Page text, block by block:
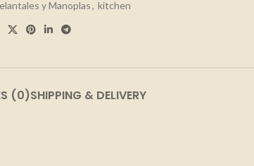
y Manoplas, kitchen
(0)SHIPPING & DELIVERY